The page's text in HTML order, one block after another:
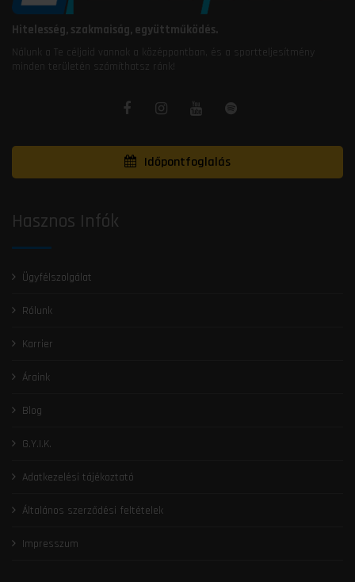
Hitelesség, szakmaiság, együttműködés.
Nálunk a Te céljaid vannak a középpontban, és a sportteljesítmény
minden területén számíthatsz ránk!
Időpontfoglalás
Hasznos Infók
Ügyfélszolgálat
Rólunk
Karrier
Áraink
Blog
G.Y.I.K.
Adatkezelési tájékoztató
Általános szerződési feltételek
Impresszum